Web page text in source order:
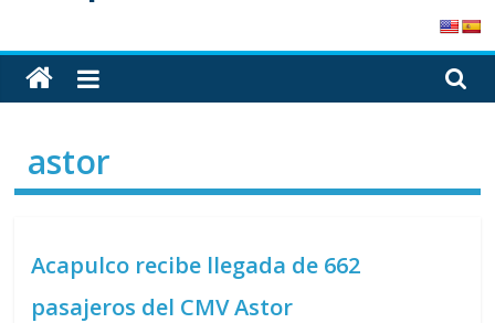
PortalCruceros
Toda
la
de
cruceros
solo
astor
Acapulco recibe llegada de 662
pasajeros del CMV Astor